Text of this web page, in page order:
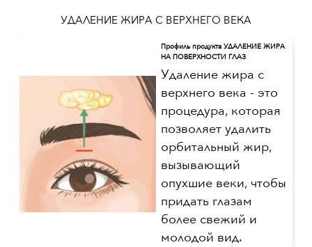
УДАЛЕНИЕ ЖИРА С ВЕРХНЕГО ВЕКА
Профиль продукта УДАЛЕНИЕ ЖИРА
НА ПОВЕРХНОСТИ ГЛАЗ
Удаление жира с
верхнего века - это
процедура, которая
позволяет удалить
орбитальный жир,
вызывающий
опухшие веки, чтобы
придать глазам
более свежий и
молодой вид.